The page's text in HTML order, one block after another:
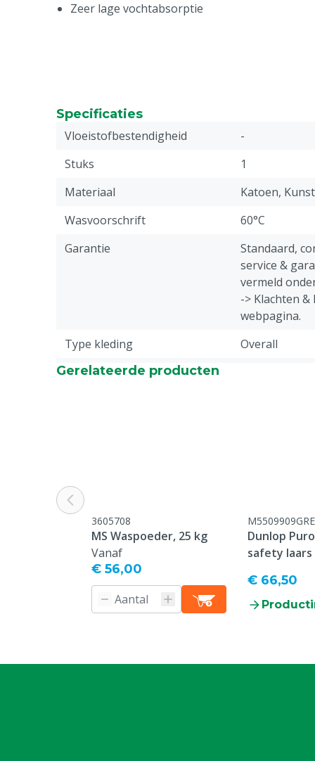
Zeer lage vochtabsorptie
Specificaties
Vloeistofbestendigheid
-
Stuks
1
Materiaal
Katoen,
Wasvoorschrift
60°C
Garantie
Standaard,
service &
vermeld
-> Klachten
webpagina.
Type kleding
Overall
Diergroep
Kledingmaat
Gerelateerde producten
3605708
MS Waspoeder, 25 kg
Vanaf
€ 56,00
M5509909GRE
Dunlop
safety
€ 66,50